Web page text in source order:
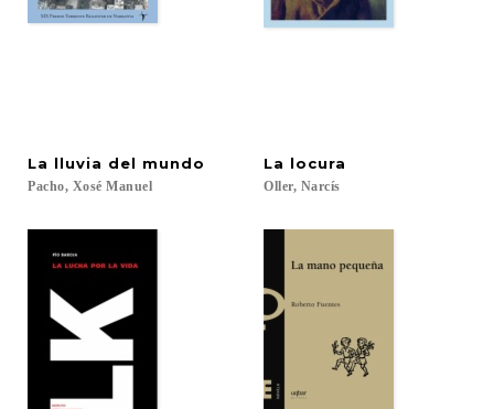
La lluvia del mundo
Pacho, Xosé Manuel
La locura
Oller, Narcís